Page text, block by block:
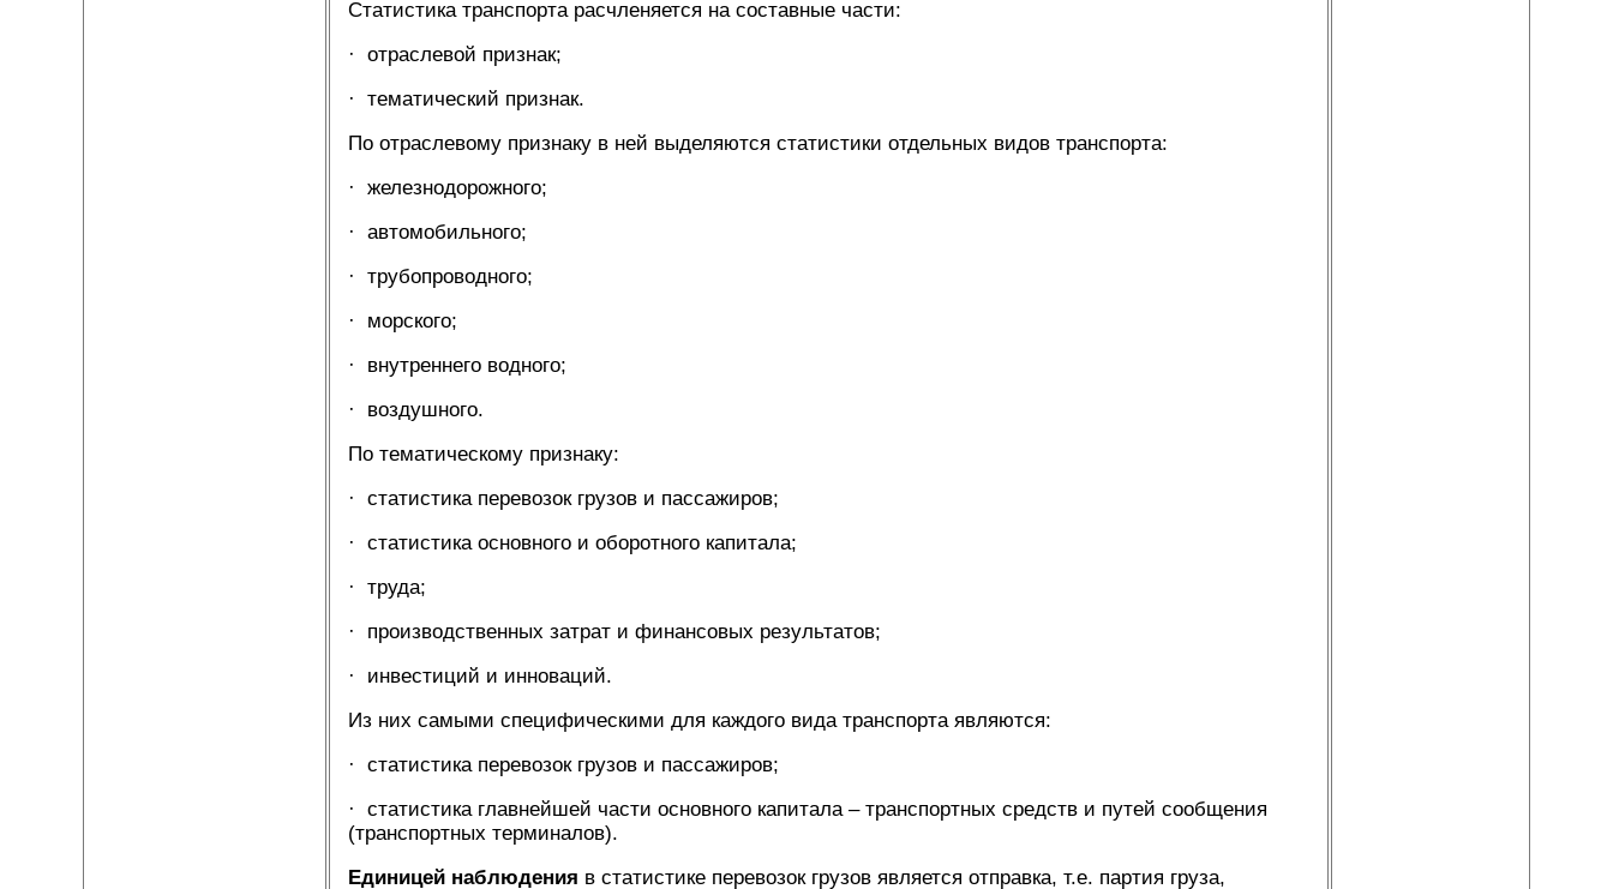
Статистика транспорта расчленяется на составные части:
· отраслевой признак;
· тематический признак.
По отраслевому признаку в ней выделяются статистики отдельных видов транспорта:
· железнодорожного;
· автомобильного;
· трубопроводного;
· морского;
· внутреннего водного;
· воздушного.
По тематическому признаку:
· статистика перевозок грузов и пассажиров;
· статистика основного и оборотного капитала;
· труда;
· производственных затрат и финансовых результатов;
· инвестиций и инноваций.
Из них самыми специфическими для каждого вида транспорта являются:
· статистика перевозок грузов и пассажиров;
· статистика главнейшей части основного капитала – транспортных средств и путей сообщения
(транспортных терминалов).
Единицей наблюдения в статистике перевозок грузов является отправка, т.е. партия груза,